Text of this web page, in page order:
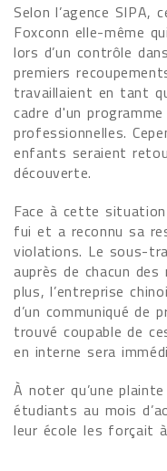
Selon l’agence SIPA,
Foxconn elle-même
lors d’un contrôle
premiers
travaillaient en tant
cadre d'un
professionnelles.
enfants seraient
découverte.
Face à cette situation
fui et a reconnu sa
violations. Le sous-
auprès de chacun
plus, l’entreprise
d’un communiqué de
trouvé coupable de
en interne sera
À noter qu’une
étudiants au mois
leur école les forçait